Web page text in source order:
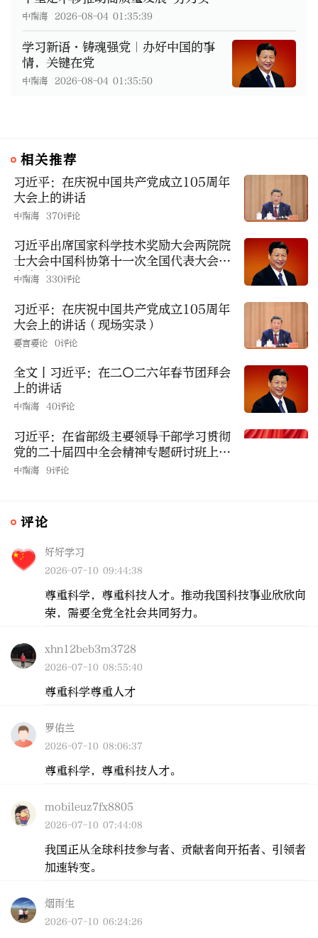
现“十五五”良好开局
中南海 2026-08-04 01:35:39
学习新语·铸魂强党｜办好中国的事
情，关键在党
中南海 2026-08-04 01:35:50
相关推荐
习近平：在庆祝中国共产党成立105周年
大会上的讲话
中南海 370评论
习近平出席国家科学技术奖励大会两院院
士大会中国科协第十一次全国代表大会并
发表重要讲话
中南海 330评论
习近平：在庆祝中国共产党成立105周年
大会上的讲话（现场实录）
要言要论 0评论
全文丨习近平：在二〇二六年春节团拜会
上的讲话
中南海 40评论
习近平：在省部级主要领导干部学习贯彻
党的二十届四中全会精神专题研讨班上的
讲话
中南海 9评论
评论
好好学习
2026-07-10 09:44:38
尊重科学，尊重科技人才。推动我国科技事业欣欣向
荣，需要全党全社会共同努力。
xhn12beb3m3728
2026-07-10 08:55:40
尊重科学尊重人才
罗佑兰
2026-07-10 08:06:37
尊重科学，尊重科技人才。
mobileuz7fx8805
2026-07-10 07:44:08
我国正从全球科技参与者、贡献者向开拓者、引领者
加速转变。
烟雨生
2026-07-10 06:24:26